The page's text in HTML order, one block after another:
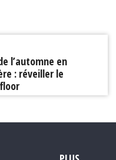
l’automne en
: réveiller le